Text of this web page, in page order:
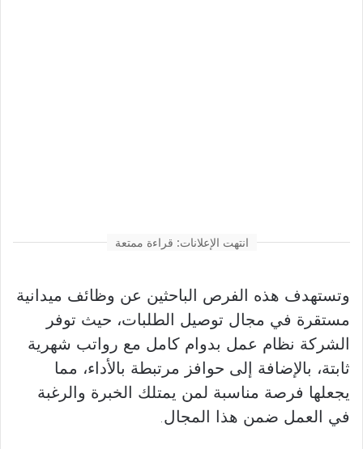
انتهت الإعلانات: قراءة ممتعة
وتستهدف هذه الفرص الباحثين عن وظائف ميدانية
مستقرة في مجال توصيل الطلبات، حيث توفر
الشركة نظام عمل بدوام كامل مع رواتب شهرية
ثابتة، بالإضافة إلى حوافز مرتبطة بالأداء، مما
يجعلها فرصة مناسبة لمن يمتلك الخبرة والرغبة
في العمل ضمن هذا المجال.